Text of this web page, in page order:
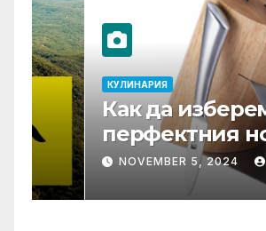
КУЛИНАРИЯ
Как да изберем
перфектния нож за
нашата кухня?
NOVEMBER 5, 2024 TRAKI